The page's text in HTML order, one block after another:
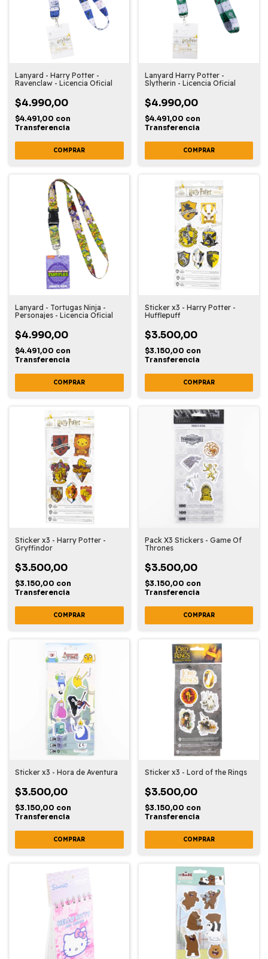
Lanyard - Harry Potter -
Ravenclaw - Licencia Oficial
$4.990,00
$4.491,00 con
Transferencia
Lanyard Harry Potter -
Slytherin - Licencia Oficial
$4.990,00
$4.491,00 con
Transferencia
Lanyard - Tortugas Ninja -
Personajes - Licencia Oficial
$4.990,00
$4.491,00 con
Transferencia
Sticker x3 - Harry Potter -
Hufflepuff
$3.500,00
$3.150,00 con
Transferencia
Sticker x3 - Harry Potter -
Gryffindor
$3.500,00
$3.150,00 con
Transferencia
Pack X3 Stickers - Game Of
Thrones
$3.500,00
$3.150,00 con
Transferencia
Sticker x3 - Hora de Aventura
$3.500,00
$3.150,00 con
Transferencia
Sticker x3 - Lord of the Rings
$3.500,00
$3.150,00 con
Transferencia